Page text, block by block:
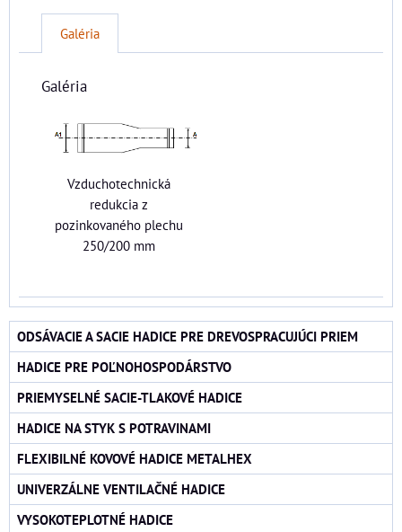
Galéria
Galéria
Vzduchotechnická
redukcia z
pozinkovaného plechu
250/200 mm
ODSÁVACIE A SACIE HADICE PRE DREVOSPRACUJÚCI PRIEM
HADICE PRE POĽNOHOSPODÁRSTVO
PRIEMYSELNÉ SACIE-TLAKOVÉ HADICE
HADICE NA STYK S POTRAVINAMI
FLEXIBILNÉ KOVOVÉ HADICE METALHEX
UNIVERZÁLNE VENTILAČNÉ HADICE
VYSOKOTEPLOTNÉ HADICE